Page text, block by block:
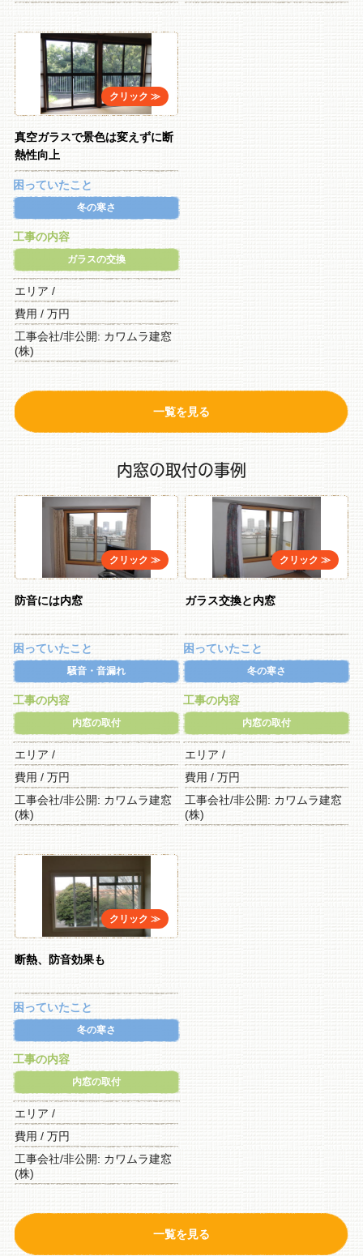
真空ガラスで景色は変えずに断
熱性向上
困っていたこと
冬の寒さ
工事の内容
ガラスの交換
エリア /
費用 / 万円
工事会社/非公開: カワムラ建窓
(株)
一覧を見る
内窓の取付の事例
防音には内窓
困っていたこと
騒音・音漏れ
工事の内容
内窓の取付
エリア /
費用 / 万円
工事会社/非公開: カワムラ建窓
(株)
ガラス交換と内窓
困っていたこと
冬の寒さ
工事の内容
内窓の取付
エリア /
費用 / 万円
工事会社/非公開: カワムラ建窓
(株)
断熱、防音効果も
困っていたこと
冬の寒さ
工事の内容
内窓の取付
エリア /
費用 / 万円
工事会社/非公開: カワムラ建窓
(株)
一覧を見る